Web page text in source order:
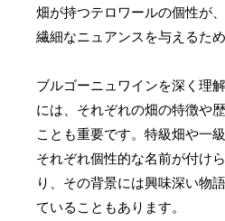
畑が持つテロワールの個性が
繊細なニュアンスを与えるため
ブルゴーニュワインを深く理
には、それぞれの畑の特徴や
ことも重要です。特級畑や一級
それぞれ個性的な名前が付け
り、その背景には興味深い物
ていることもあります。